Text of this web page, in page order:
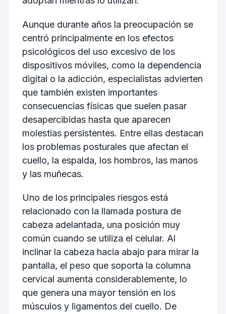
Aunque durante años la preocupación se
centró principalmente en los efectos
psicológicos del uso excesivo de los
dispositivos móviles, como la dependencia
digital o la adicción, especialistas advierten
que también existen importantes
consecuencias físicas que suelen pasar
desapercibidas hasta que aparecen
molestias persistentes. Entre ellas destacan
los problemas posturales que afectan el
cuello, la espalda, los hombros, las manos
y las muñecas.
Uno de los principales riesgos está
relacionado con la llamada postura de
cabeza adelantada, una posición muy
común cuando se utiliza el celular. Al
inclinar la cabeza hacia abajo para mirar la
pantalla, el peso que soporta la columna
cervical aumenta considerablemente, lo
que genera una mayor tensión en los
músculos y ligamentos del cuello. De